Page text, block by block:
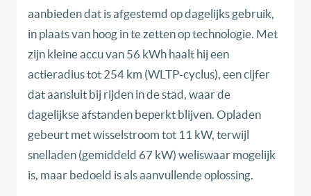
aanbieden dat is afgestemd op dagelijks gebruik,
in plaats van hoog in te zetten op technologie. Met
zijn kleine accu van 56 kWh haalt hij een
actieradius tot 254 km (WLTP-cyclus), een cijfer
dat aansluit bij rijden in de stad, waar de
dagelijkse afstanden beperkt blijven. Opladen
gebeurt met wisselstroom tot 11 kW, terwijl
snelladen (gemiddeld 67 kW) weliswaar mogelijk
is, maar bedoeld is als aanvullende oplossing.